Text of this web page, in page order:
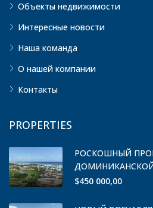
Объекты недвижимости
Интересные новости
Наша команда
О нашей компании
Контакты
PROPERTIES
РОСКОШНЫЙ
$450 000,00